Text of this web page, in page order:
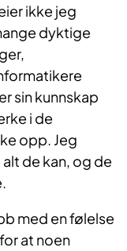
ikke jeg
dyktige
sin kunnskap
i de
opp. Jeg
de kan, og de
med en følelse
at noen